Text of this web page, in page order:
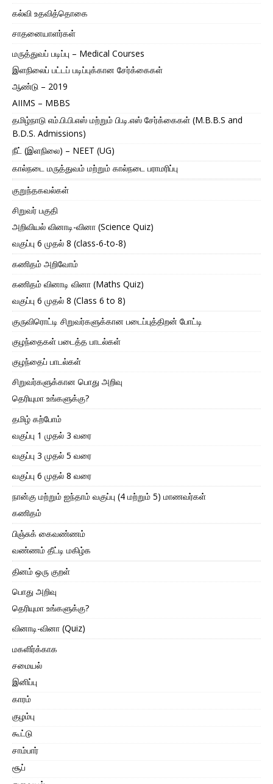
கல்வி உதவித்தொகை
சாதனையாளர்கள்
மருத்துவப் படிப்பு – Medical Courses
இளநிலைப் பட்டப் படிப்புக்கான சேர்க்கைகள்
ஆண்டு – 2019
AIIMS – MBBS
தமிழ்நாடு எம்.பி.பி.எஸ் மற்றும் பி.டி.எஸ் சேர்க்கைகள் (M.B.B.S and
B.D.S. Admissions)
நீட் (இளநிலை) – NEET (UG)
கால்நடை மருத்துவம் மற்றும் கால்நடை பராமரிப்பு
குறுந்தகவல்கள்
சிறுவர் பகுதி
அறிவியல் வினாடி-வினா (Science Quiz)
வகுப்பு 6 முதல் 8 (class-6-to-8)
கணிதம் அறிவோம்
கணிதம் வினாடி வினா (Maths Quiz)
வகுப்பு 6 முதல் 8 (Class 6 to 8)
குருவிரொட்டி சிறுவர்களுக்கான படைப்புத்திறன் போட்டி
குழந்தைகள் படைத்த பாடல்கள்
குழந்தைப் பாடல்கள்
சிறுவர்களுக்கான பொது அறிவு
தெரியுமா உங்களுக்கு?
தமிழ் கற்போம்
வகுப்பு 1 முதல் 3 வரை
வகுப்பு 3 முதல் 5 வரை
வகுப்பு 6 முதல் 8 வரை
நான்கு மற்றும் ஐந்தாம் வகுப்பு (4 மற்றும் 5) மாணவர்கள்
கணிதம்
பிஞ்சுக் கைவண்ணம்
வண்ணம் தீட்டி மகிழ்க
தினம் ஒரு குறள்
பொது அறிவு
தெரியுமா உங்களுக்கு?
வினாடி-வினா (Quiz)
மகளிர்க்காக
சமையல்
இனிப்பு
காரம்
குழம்பு
கூட்டு
சாம்பார்
சூப்